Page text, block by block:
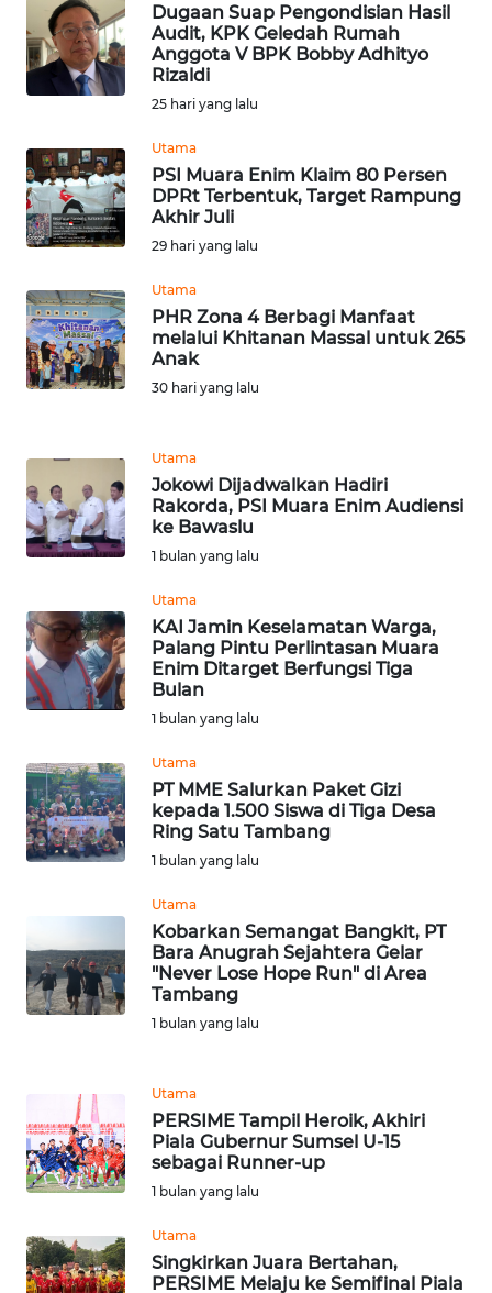
Dugaan Suap Pengondisian Hasil
Audit, KPK Geledah Rumah
Anggota V BPK Bobby Adhityo
Rizaldi
25 hari yang lalu
Utama
PSI Muara Enim Klaim 80 Persen
DPRt Terbentuk, Target Rampung
Akhir Juli
29 hari yang lalu
Utama
PHR Zona 4 Berbagi Manfaat
melalui Khitanan Massal untuk 265
Anak
30 hari yang lalu
Utama
Jokowi Dijadwalkan Hadiri
Rakorda, PSI Muara Enim Audiensi
ke Bawaslu
1 bulan yang lalu
Utama
KAI Jamin Keselamatan Warga,
Palang Pintu Perlintasan Muara
Enim Ditarget Berfungsi Tiga
Bulan
1 bulan yang lalu
Utama
PT MME Salurkan Paket Gizi
kepada 1.500 Siswa di Tiga Desa
Ring Satu Tambang
1 bulan yang lalu
Utama
Kobarkan Semangat Bangkit, PT
Bara Anugrah Sejahtera Gelar
"Never Lose Hope Run" di Area
Tambang
1 bulan yang lalu
Utama
PERSIME Tampil Heroik, Akhiri
Piala Gubernur Sumsel U-15
sebagai Runner-up
1 bulan yang lalu
Utama
Singkirkan Juara Bertahan,
PERSIME Melaju ke Semifinal Piala
INFO
IKLAN
PEDOMAN
MEDIA
SIBER
REDAKSI
KARIR
News
Regional
WN
JAKARTA
JABAR
WN
BANTEN
NTT
WN
KEPRI
WN
PAPUA
BARAT
WN
RIAU